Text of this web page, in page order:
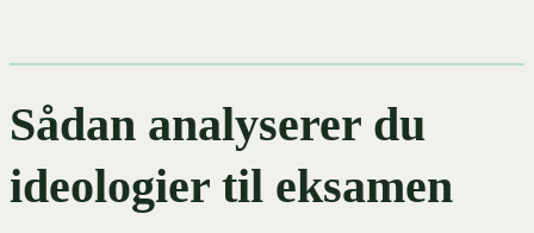
Sådan analyserer du
ideologier til eksamen